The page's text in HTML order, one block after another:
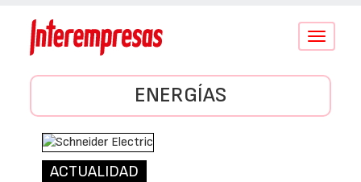
Conmutar
ENERGÍAS
ACTUALIDAD